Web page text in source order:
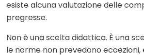
esiste alcuna valutazione delle
pregresse.
Non è una scelta didattica. È una
le norme non prevedono eccezioni,